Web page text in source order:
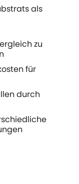
als
zu
für
durch